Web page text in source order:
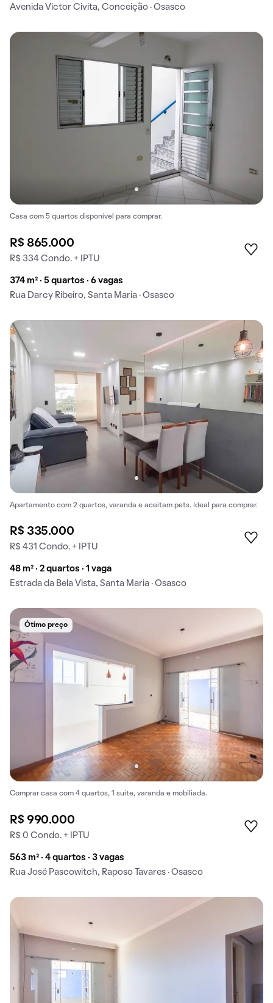
Avenida Victor Civita, Conceição · Osasco
Casa com 5 quartos disponível para comprar.
R$ 865.000
R$ 334 Condo. + IPTU
374 m² · 5 quartos · 6 vagas
Rua Darcy Ribeiro, Santa Maria · Osasco
Apartamento com 2 quartos, varanda e aceitam pets. Ideal para comprar.
R$ 335.000
R$ 431 Condo. + IPTU
48 m² · 2 quartos · 1 vaga
Estrada da Bela Vista, Santa Maria · Osasco
Ótimo preço
Comprar casa com 4 quartos, 1 suíte, varanda e mobiliada.
R$ 990.000
R$ 0 Condo. + IPTU
563 m² · 4 quartos · 3 vagas
Rua José Pascowitch, Raposo Tavares · Osasco